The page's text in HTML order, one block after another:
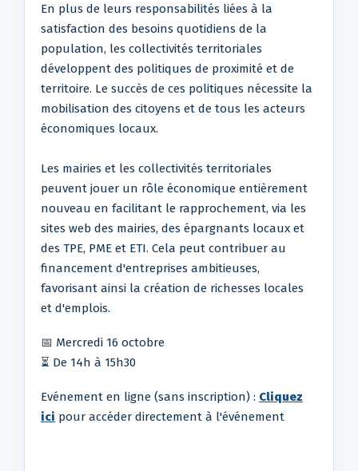
En plus de leurs responsabilités liées à la
satisfaction des besoins quotidiens de la
population, les collectivités territoriales
développent des politiques de proximité et de
territoire. Le succès de ces politiques nécessite la
mobilisation des citoyens et de tous les acteurs
économiques locaux.
Les mairies et les collectivités territoriales
peuvent jouer un rôle économique entièrement
nouveau en facilitant le rapprochement, via les
sites web des mairies, des épargnants locaux et
des TPE, PME et ETI. Cela peut contribuer au
financement d'entreprises ambitieuses,
favorisant ainsi la création de richesses locales
et d'emplois.
📅 Mercredi 16 octobre
⏳ De 14h à 15h30
Evénement en ligne (sans inscription) : Cliquez
ici pour accéder directement à l'événement